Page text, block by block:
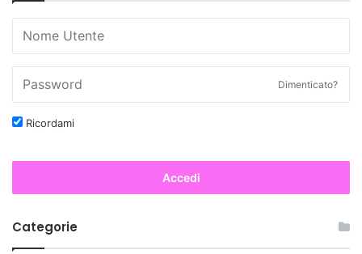
Dimenticato?
Ricordami
Accedi
Categorie